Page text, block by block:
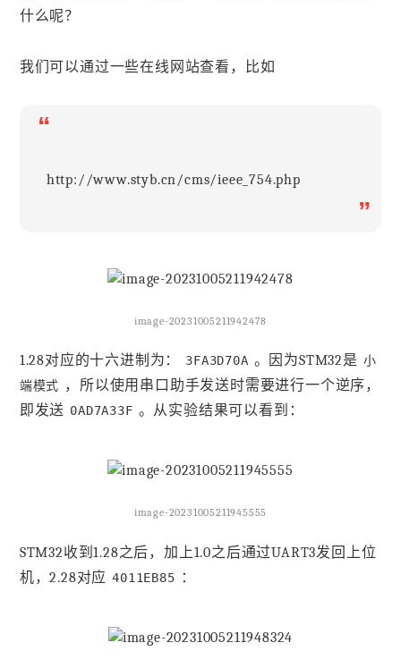
什么呢？
我们可以通过一些在线网站查看，比如
“
http://www.styb.cn/cms/ieee_754.php
”
image-20231005211942478
1.28对应的十六进制为： 3FA3D70A 。因为STM32是 小
端模式 ，所以使用串口助手发送时需要进行一个逆序，
即发送 0AD7A33F 。从实验结果可以看到：
image-20231005211945555
STM32收到1.28之后，加上1.0之后通过UART3发回上位
机，2.28对应 4011EB85 ：